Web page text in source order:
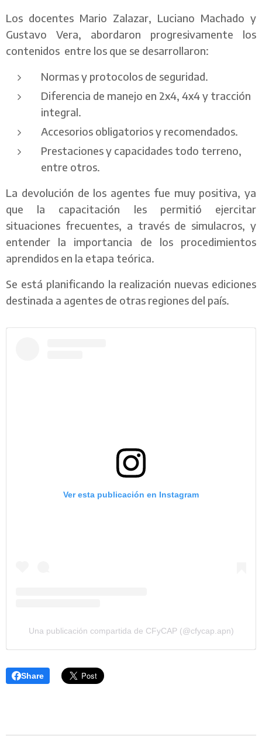
Los docentes Mario Zalazar, Luciano Machado y
Gustavo Vera, abordaron progresivamente los
contenidos entre los que se desarrollaron:
Normas y protocolos de seguridad.
Diferencia de manejo en 2x4, 4x4 y tracción
integral.
Accesorios obligatorios y recomendados.
Prestaciones y capacidades todo terreno,
entre otros.
La devolución de los agentes fue muy positiva, ya
que la capacitación les permitió ejercitar
situaciones frecuentes, a través de simulacros, y
entender la importancia de los procedimientos
aprendidos en la etapa teórica.
Se está planificando la realización nuevas ediciones
destinada a agentes de otras regiones del país.
Ver esta publicación en Instagram
Una publicación compartida de CFyCAP (@cfycap.apn)
Share